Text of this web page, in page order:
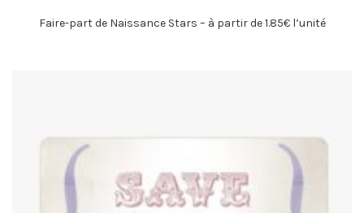
Faire-part de Naissance Stars – à partir de 1.85€ l’unité